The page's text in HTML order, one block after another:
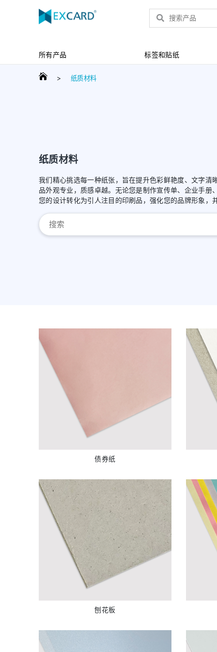
所有产品 标签和贴纸
> 纸质材料
纸质材料
我们精心挑选每一种纸张，旨在提升色彩鲜艳度、文字
品外观专业，质感卓越。无论您是制作宣传单、企业手
您的设计转化为引人注目的印刷品，强化您的品牌形象，
债券纸
刨花板